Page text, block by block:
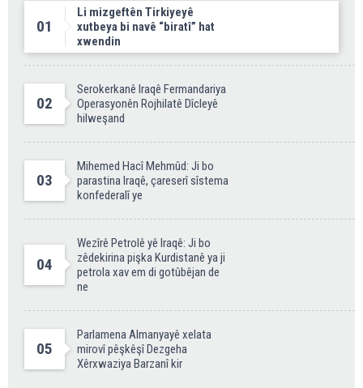
01
Li mizgeftên Tirkiyeyê
xutbeya bi navê “biratî” hat
xwendin
02
Serokerkanê Iraqê Fermandariya
Operasyonên Rojhilatê Dîcleyê
hilweşand
03
Mihemed Hacî Mehmûd: Ji bo
parastina Iraqê, çareserî sîstema
konfederalî ye
04
Wezîrê Petrolê yê Iraqê: Ji bo
zêdekirina pişka Kurdistanê ya ji
petrola xav em di gotûbêjan de
ne
05
Parlamena Almanyayê xelata
mirovî pêşkêşî Dezgeha
Xêrxwaziya Barzanî kir